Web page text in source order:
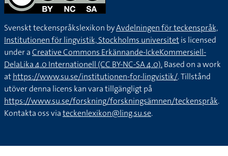
Svenskt teckenspråkslexikon byAvdelningen för teckenspråk,
Institutionen för lingvistik, Stockholms universitetis licensed
under aCreative Commons Erkännande-IckeKommersiell-
DelaLika 4.0 Internationell (CC BY-NC-SA 4.0).Based on a work
athttps://www.su.se/institutionen-for-lingvistik/. Tillstånd
utöver denna licens kan vara tillgängligt på
https://www.su.se/forskning/forskningsämnen/teckenspråk.
Kontakta oss viateckenlexikon@ling.su.se.